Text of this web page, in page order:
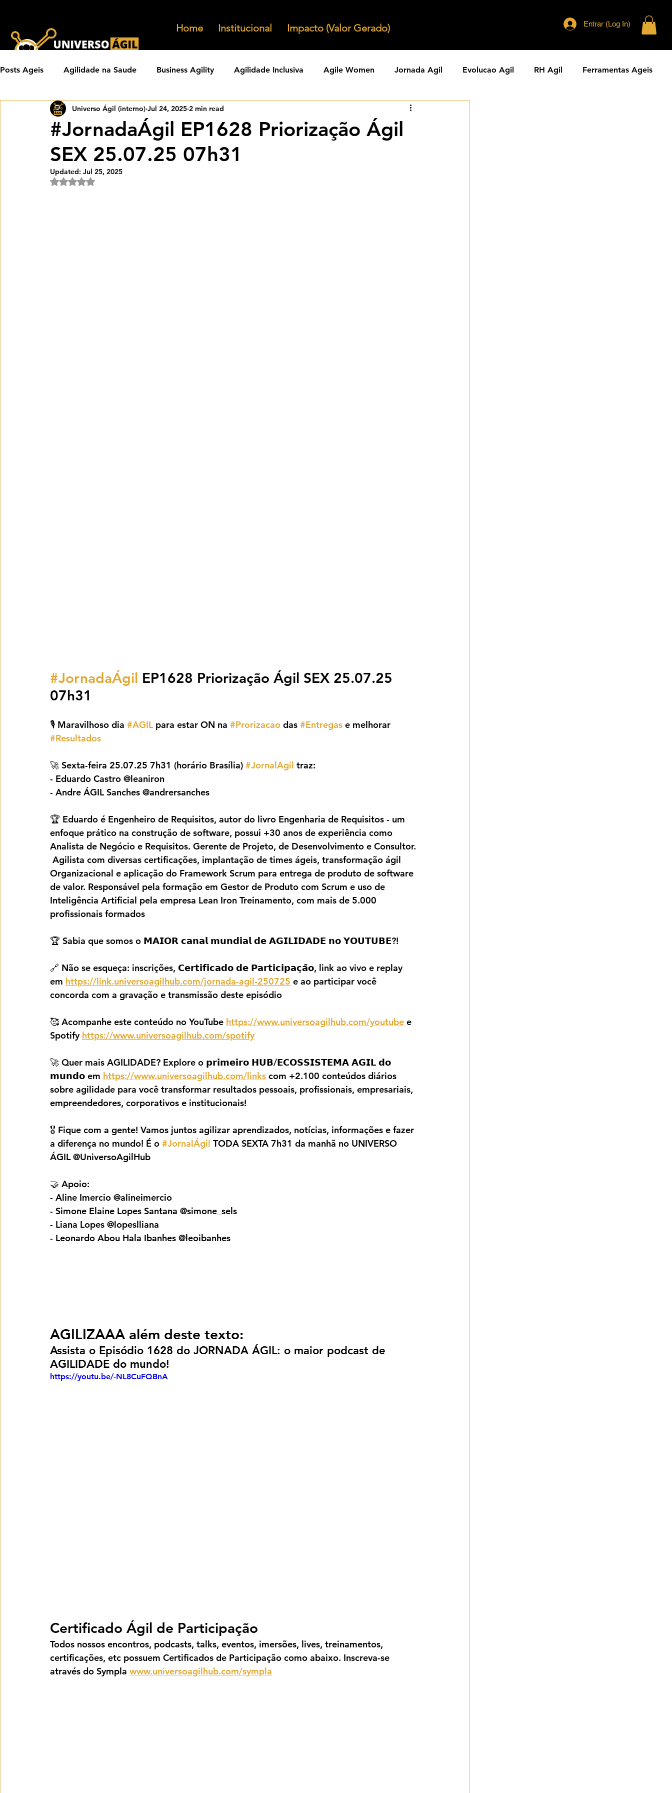
Home Institucional Impacto (Valor Gerado) Entrar (Log In)
Posts Ageis Agilidade na Saude Business Agility Agilidade Inclusiva Agile Women Jornada Agil Evolucao Agil RH Agil Ferramentas Ageis
Carreiras Ageis Agilidade em Produtos Organizacoes Ageis Jornal Agil
Eventos Ageis Agilidade Em Escala Learning Agility
#JornadaÁgil EP1628 Priorização Ágil
SEX 25.07.25 07h31
Universo Ágil (interno) Jul 24, 2025 2 min read
Updated: Jul 25, 2025
Rated NaN out of 5 stars.
#JornadaÁgil EP1628 Priorização Ágil SEX 25.07.25
07h31
🎙️ Maravilhoso dia #AGIL para estar ON na #Prorizacao das #Entregas e melhorar
#Resultados
🚀 Sexta-feira 25.07.25 7h31 (horário Brasília) #JornalAgil traz:
- Eduardo Castro @leaniron
- Andre ÁGIL Sanches @andrersanches
🏆 Eduardo é Engenheiro de Requisitos, autor do livro Engenharia de Requisitos - um
enfoque prático na construção de software, possui +30 anos de experiência como
Analista de Negócio e Requisitos. Gerente de Projeto, de Desenvolvimento e Consultor.
Agilista com diversas certificações, implantação de times ágeis, transformação ágil
Organizacional e aplicação do Framework Scrum para entrega de produto de software
de valor. Responsável pela formação em Gestor de Produto com Scrum e uso de
Inteligência Artificial pela empresa Lean Iron Treinamento, com mais de 5.000
profissionais formados
🏆 Sabia que somos o 𝗠𝗔𝗜𝗢𝗥 𝗰𝗮𝗻𝗮𝗹 𝗺𝘂𝗻𝗱𝗶𝗮𝗹 𝗱𝗲 𝗔𝗚𝗜𝗟𝗜𝗗𝗔𝗗𝗘 𝗻𝗼 𝗬𝗢𝗨𝗧𝗨𝗕𝗘?!
🔗 Não se esqueça: inscrições, 𝗖𝗲𝗿𝘁𝗶𝗳𝗶𝗰𝗮𝗱𝗼 𝗱𝗲 𝗣𝗮𝗿𝘁𝗶𝗰𝗶𝗽𝗮𝗰̧𝗮̃𝗼, link ao vivo e replay
em https://link.universoagilhub.com/jornada-agil-250725 e ao participar você
concorda com a gravação e transmissão deste episódio
🥰 Acompanhe este conteúdo no YouTube https://www.universoagilhub.com/youtube e
Spotify https://www.universoagilhub.com/spotify
🚀 Quer mais AGILIDADE? Explore o 𝗽𝗿𝗶𝗺𝗲𝗶𝗿𝗼 𝗛𝗨𝗕/𝗘𝗖𝗢𝗦𝗦𝗜𝗦𝗧𝗘𝗠𝗔 𝗔𝗚𝗜𝗟 𝗱𝗼
𝗺𝘂𝗻𝗱𝗼 em https://www.universoagilhub.com/links com +2.100 conteúdos diários
sobre agilidade para você transformar resultados pessoais, profissionais, empresariais,
empreendedores, corporativos e institucionais!
🎖️ Fique com a gente! Vamos juntos agilizar aprendizados, notícias, informações e fazer
a diferença no mundo! É o #JornalÁgil TODA SEXTA 7h31 da manhã no UNIVERSO
ÁGIL @UniversoAgilHub
🤝 Apoio:
- Aline Imercio @alineimercio
- Simone Elaine Lopes Santana @simone_sels
- Liana Lopes @lopeslliana
- Leonardo Abou Hala Ibanhes @leoibanhes
AGILIZAAA além deste texto:
Assista o Episódio 1628 do JORNADA ÁGIL: o maior podcast de
AGILIDADE do mundo!
https://youtu.be/-NL8CuFQBnA
Certificado Ágil de Participação
Todos nossos encontros, podcasts, talks, eventos, imersões, lives, treinamentos,
certificações, etc possuem Certificados de Participação como abaixo. Inscreva-se
através do Sympla www.universoagilhub.com/sympla